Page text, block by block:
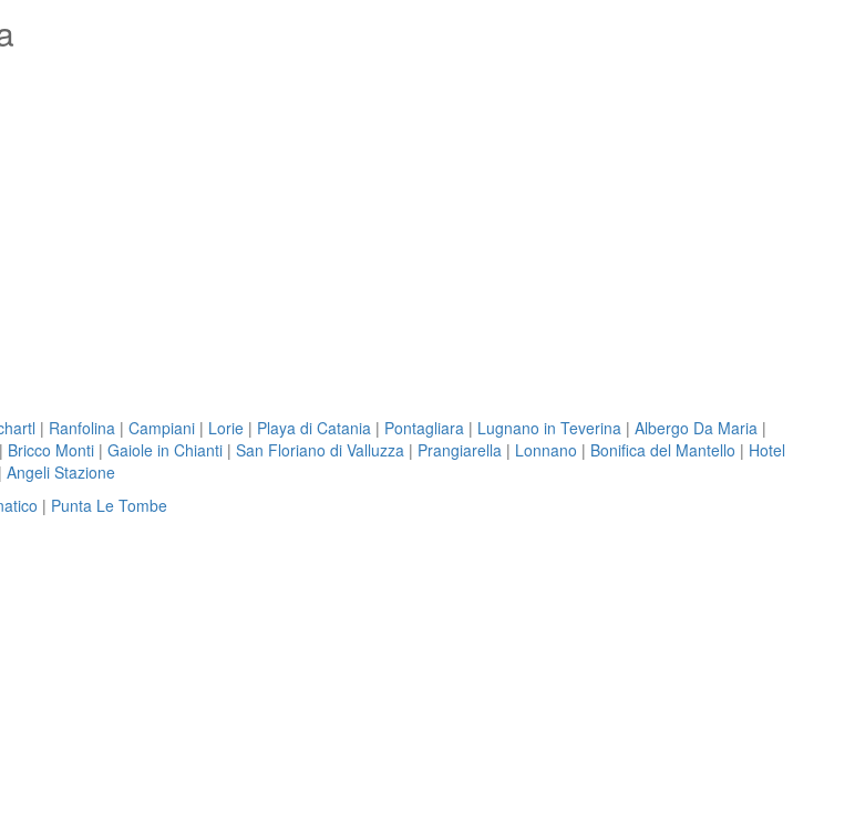
| Ranfolina | Campiani | Lorie | Playa di Catania | Pontagliara | Lugnano in Teverina | Albergo Da Maria |
| Bricco Monti | Gaiole in Chianti | San Floriano di Valluzza | Prangiarella | Lonnano | Bonifica del Mantello | Hotel
| Angeli Stazione
| Punta Le Tombe